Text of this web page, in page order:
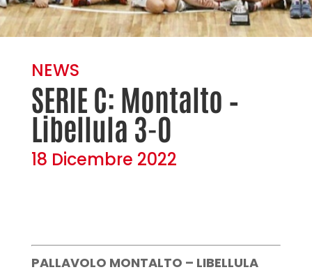
NEWS
SERIE C: Montalto –
Libellula 3-0
18 Dicembre 2022
PALLAVOLO MONTALTO – LIBELLULA